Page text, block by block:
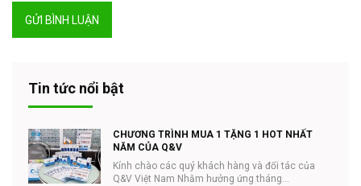
GỬI BÌNH LUẬN
Tin tức nổi bật
CHƯƠNG TRÌNH MUA 1 TẶNG 1 HOT NHẤT
NĂM CỦA Q&V
Kính chào các quý khách hàng và đối tác của
Q&V Việt Nam Nhằm hưởng ứng tháng